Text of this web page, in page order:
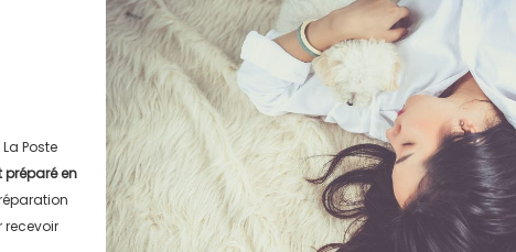
La Poste
préparé en
recevoir